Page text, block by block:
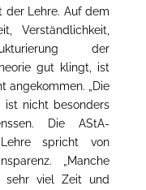
der Lehre. Auf dem
Verständlichkeit,
der
gut klingt, ist
angekommen.
„Die
ist nicht besonders
Die AStA-
spricht von
„Manche
sehr viel Zeit und